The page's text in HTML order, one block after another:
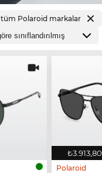
tüm Polaroid markalar
₺3.913,80
Polaroid